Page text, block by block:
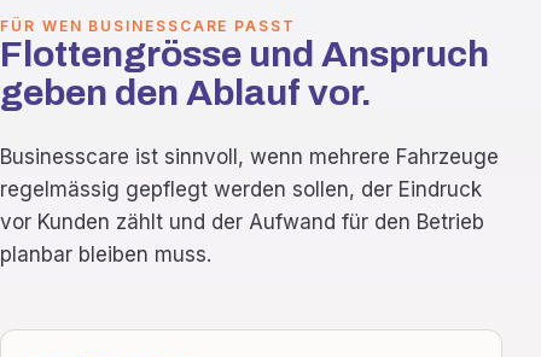
FÜR WEN BUSINESSCARE PASST
Flottengrösse und Anspruch
geben den Ablauf vor.
Businesscare ist sinnvoll, wenn mehrere Fahrzeuge
regelmässig gepflegt werden sollen, der Eindruck
vor Kunden zählt und der Aufwand für den Betrieb
planbar bleiben muss.